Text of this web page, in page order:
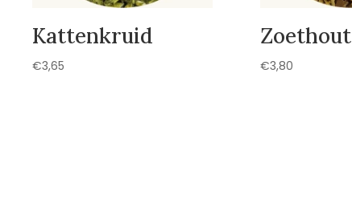
Kattenkruid
€3,65
Zoethout
€3,80